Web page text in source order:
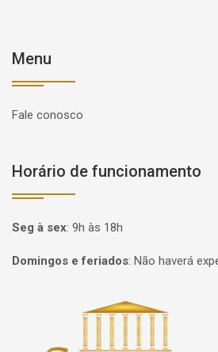
Menu
Fale conosco
Horário de funcionamento
Seg à sex: 9h às 18h
Domingos e feriados: Não haverá
Página inicial